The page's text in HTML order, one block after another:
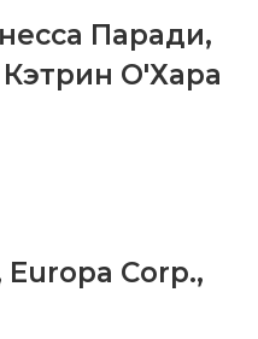
Паради,
Кэтрин О'Хара
Europa Corp.,